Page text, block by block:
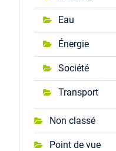
Eau
Énergie
Société
Transport
Non classé
Point de vue